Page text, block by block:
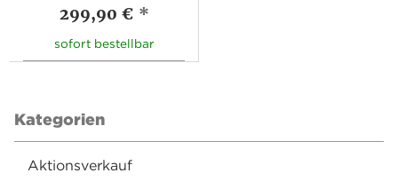
299,90 € *
sofort bestellbar
Kategorien
Aktionsverkauf